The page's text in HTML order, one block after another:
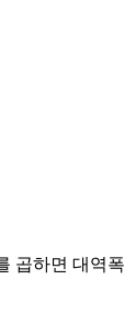
곱하면 대역폭